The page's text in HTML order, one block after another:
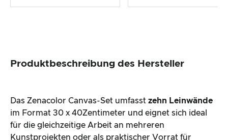
Produktbeschreibung des Hersteller
Das Zenacolor Canvas-Set umfasst zehn Leinwände
im Format 30 x 40Zentimeter und eignet sich ideal
für die gleichzeitige Arbeit an mehreren
Kunstprojekten oder als praktischer Vorrat für